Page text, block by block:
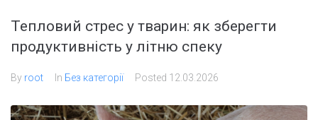
Тепловий стрес у тварин: як зберегти
продуктивність у літню спеку
By root In Без категорії Posted 12.03.2026